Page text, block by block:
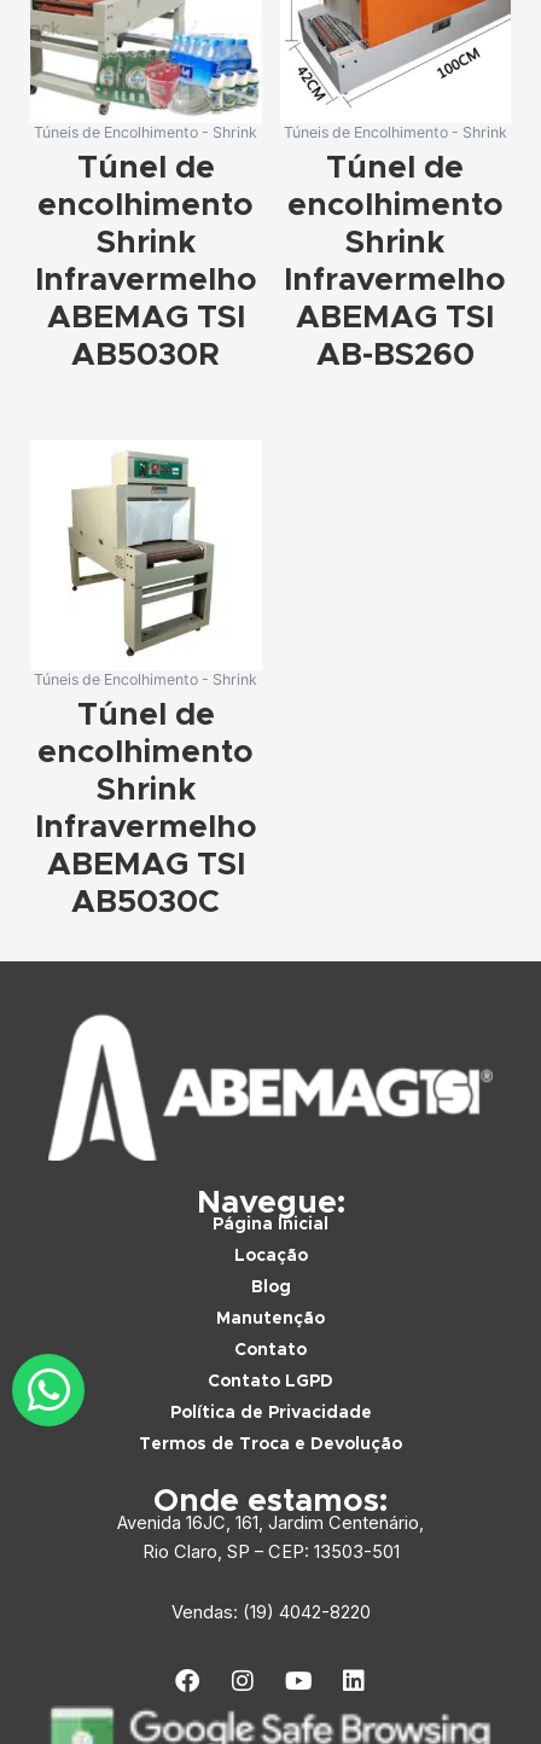
Túneis de Encolhimento - Shrink
Túnel de
encolhimento
Shrink
Infravermelho
ABEMAG TSI
AB5030R
Túneis de Encolhimento - Shrink
Túnel de
encolhimento
Shrink
Infravermelho
ABEMAG TSI
AB-BS260
Túneis de Encolhimento - Shrink
Túnel de
encolhimento
Shrink
Infravermelho
ABEMAG TSI
AB5030C
Navegue:
Página Inicial
Locação
Blog
Manutenção
Contato
Contato LGPD
Política de Privacidade
Termos de Troca e Devolução
Onde estamos:
Avenida 16JC, 161, Jardim Centenário,
Rio Claro, SP – CEP: 13503-501
Vendas: (19) 4042-8220
F
a
c
I
n
s
Y
o
u
L
i
n